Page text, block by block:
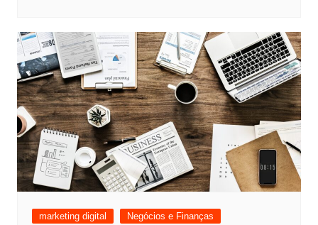
marketing digital
Negócios e Finanças